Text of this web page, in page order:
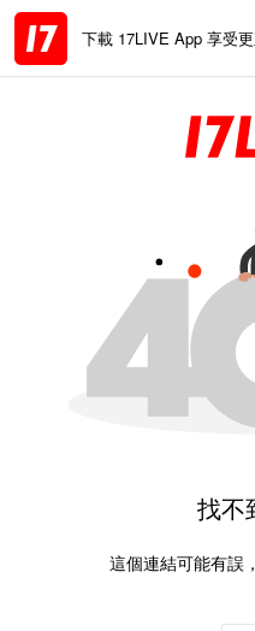
下載 17LIVE App 享受
找不
這個連結可能有誤